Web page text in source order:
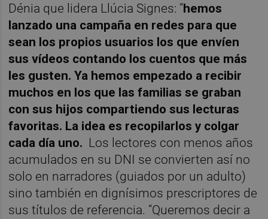
Dénia que lidera Llúcia Signes: “hemos
lanzado una campaña en redes para que
sean los propios usuarios los que envíen
sus vídeos contando los cuentos que más
les gusten. Ya hemos empezado a recibir
muchos en los que las familias se graban
con sus hijos compartiendo sus lecturas
favoritas. La idea es recopilarlos y colgar
cada día uno. Los lectores con menos años
acumulados en su DNI se convierten así no
solo en narradores (guiados por un adulto)
sino también en dignísimos prescriptores de
sus títulos de referencia. “Queremos decir a